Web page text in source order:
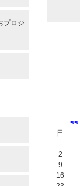
プロジ
<<
日
2
9
16